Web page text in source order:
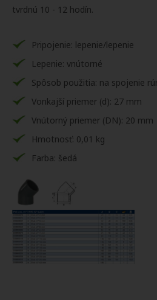
tvrdnú 10 - 12 hodín.
Pripojenie: lepenie/lepenie
Lepenie: vnútorné
Spôsob použitia: na spojenie
Vonkajší priemer (d): 27 mm
Vnútorný priemer (DN): 20 mm
Hmotnosť: 0,01 kg
Farba: šedá